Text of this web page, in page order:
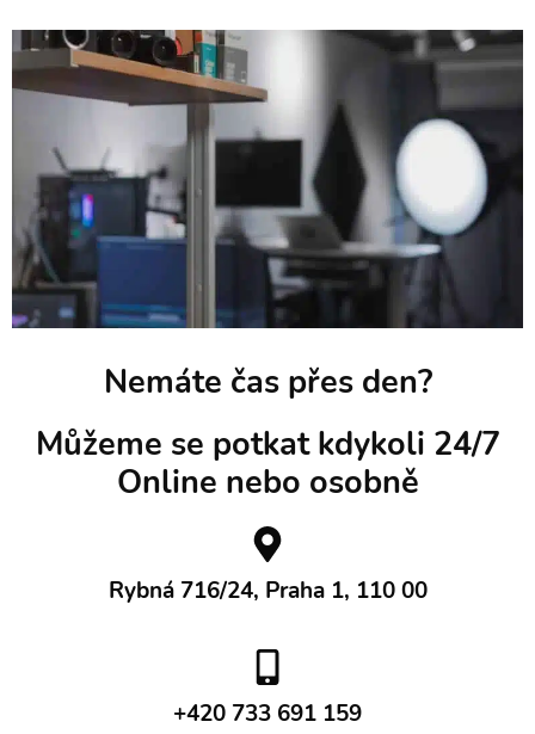
Nemáte čas přes den?
Můžeme se potkat kdykoli 24/7
Online nebo osobně
Rybná 716/24, Praha 1, 110 00
+420 733 691 159